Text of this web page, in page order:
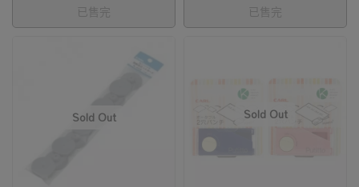
已售完 已售完